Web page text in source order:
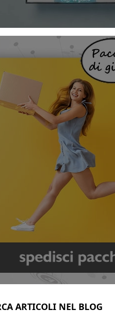
ARTICOLI NEL BLOG